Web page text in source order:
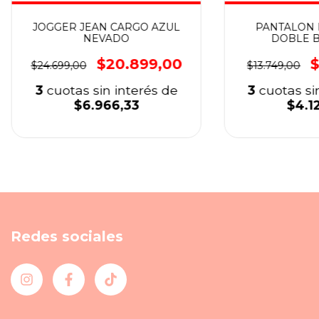
JOGGER JEAN CARGO AZUL
NEVADO
$24.699,00 $20.899,00
3 cuotas sin interés de
$6.966,33
PANTALON
DOBLE
$13.749,00
3 cuotas
Redes sociales